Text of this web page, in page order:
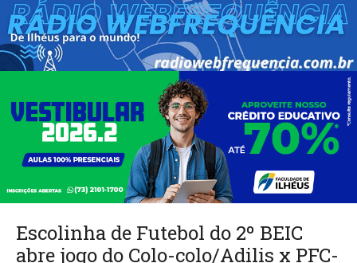
Escolinha de Futebol do 2º BEIC
abre jogo do Colo-colo/Adilis x PFC-